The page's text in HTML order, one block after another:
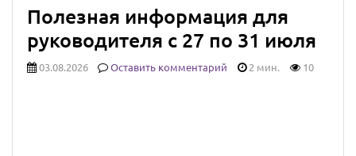
Полезная информация для
руководителя с 27 по 31 июля
03.08.2026 Оставить комментарий 2 мин. 10